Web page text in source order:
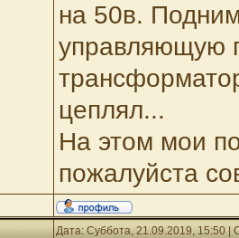
на 50в.
управляющую
цеплял...
На этом мои
пожалуйста
Дата: Суббота, 21.09.2019, 15:50